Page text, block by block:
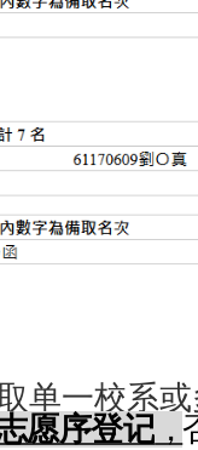
单一校系
愿序登记 ，